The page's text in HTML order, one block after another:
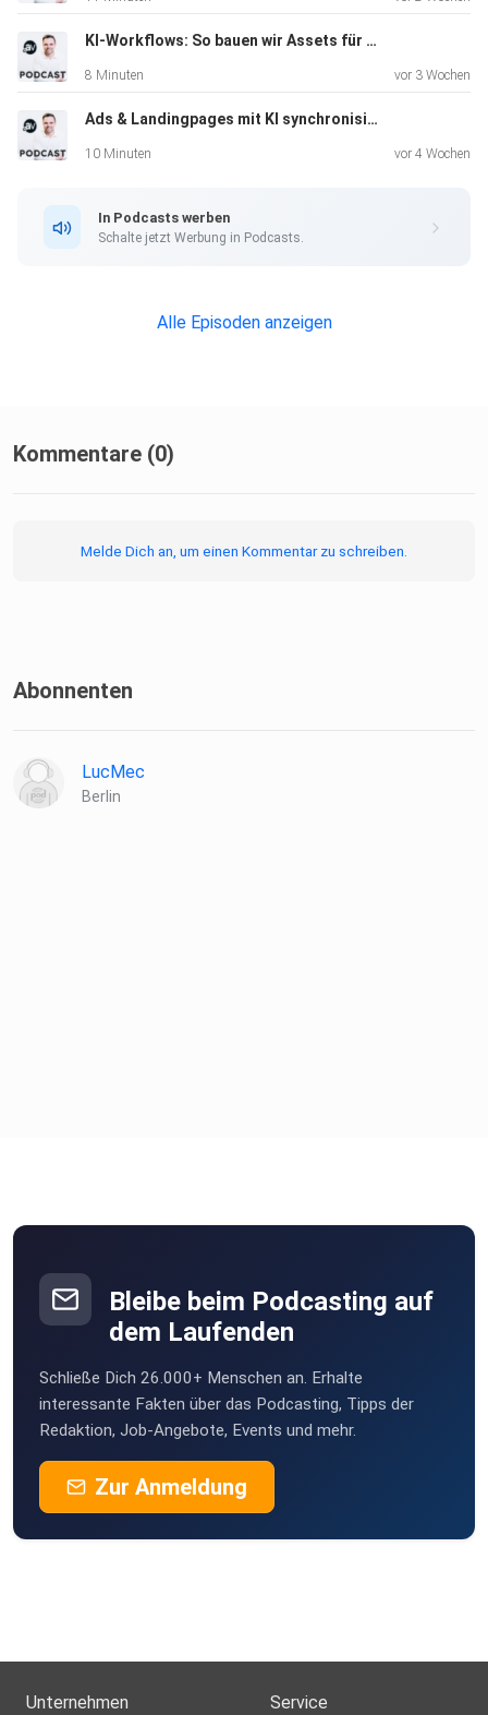
KI-Workflows: So bauen wir Assets für Werbeanzeigen, die performen #207
8 Minuten vor 3 Wochen
Ads & Landingpages mit KI synchronisieren: Unser Workflow #206
10 Minuten vor 4 Wochen
In Podcasts werben
Schalte jetzt Werbung in Podcasts.
Alle Episoden anzeigen
Kommentare (0)
Melde Dich an, um einen Kommentar zu schreiben.
Abonnenten
LucMec
Berlin
Bleibe beim Podcasting auf
dem Laufenden
Schließe Dich 26.000+ Menschen an. Erhalte
interessante Fakten über das Podcasting, Tipps der
Redaktion, Job-Angebote, Events und mehr.
Zur Anmeldung
Unternehmen Service